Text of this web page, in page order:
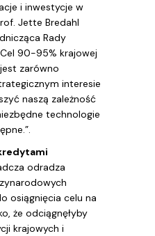
i inwestycje w
Jette Bredahl
Rady
90-95% krajowej
zarówno
interesie
naszą zależność
technologie
odradza
osiągnięcia celu na
że odciągnęłyby
krajowych i